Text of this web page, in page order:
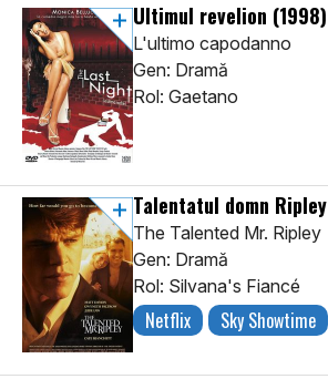
Ultimul revelion (1998)
L'ultimo capodanno
Gen: Dramă
Rol: Gaetano
Talentatul domn Ripley
The Talented Mr. Ripley
Gen: Dramă
Rol: Silvana's Fiancé
Netflix Sky Showtime